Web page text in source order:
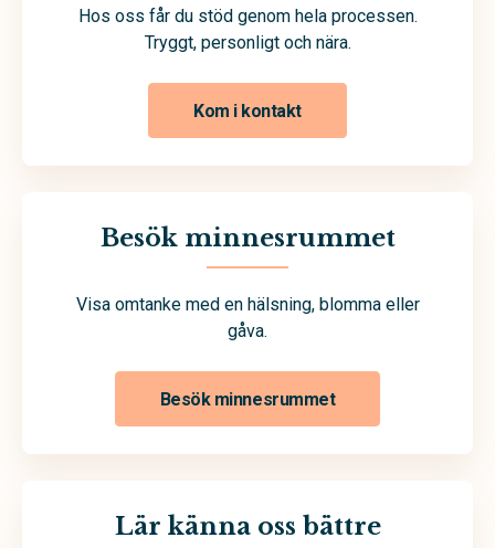
Hos oss får du stöd genom hela processen.
Tryggt, personligt och nära.
Kom i kontakt
Besök minnesrummet
Visa omtanke med en hälsning, blomma eller
gåva.
Besök minnesrummet
Lär känna oss bättre